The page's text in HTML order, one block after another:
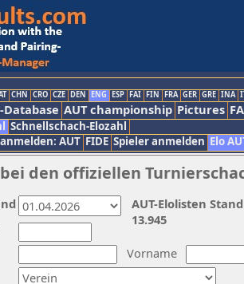
CHN CRO CZE DEN ENG ESP FAI FIN FRA GER GRE INA
AUT championship Pictures
Schnellschach-Elozahl
AUT FIDE Spieler anmelden Elo
den offiziellen
Vorname
AUT-Elolisten
13.945